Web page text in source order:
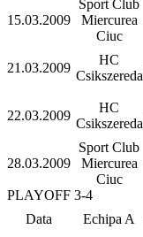
15.03.2009
Sport Club
Miercurea
Ciuc
21.03.2009
HC
Csikszereda
22.03.2009
HC
Csikszereda
28.03.2009
Sport Club
Miercurea
Ciuc
PLAYOFF 3-4
Data
Echipa A